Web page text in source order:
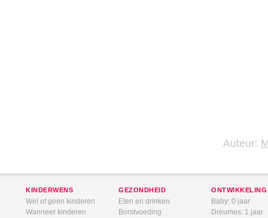
Auteur:
KINDERWENS
Wel of geen kinderen
Wanneer kinderen
GEZONDHEID
Eten en drinken
Borstvoeding
ONTWIKKELING
Baby: 0 jaar
Dreumes: 1 jaar